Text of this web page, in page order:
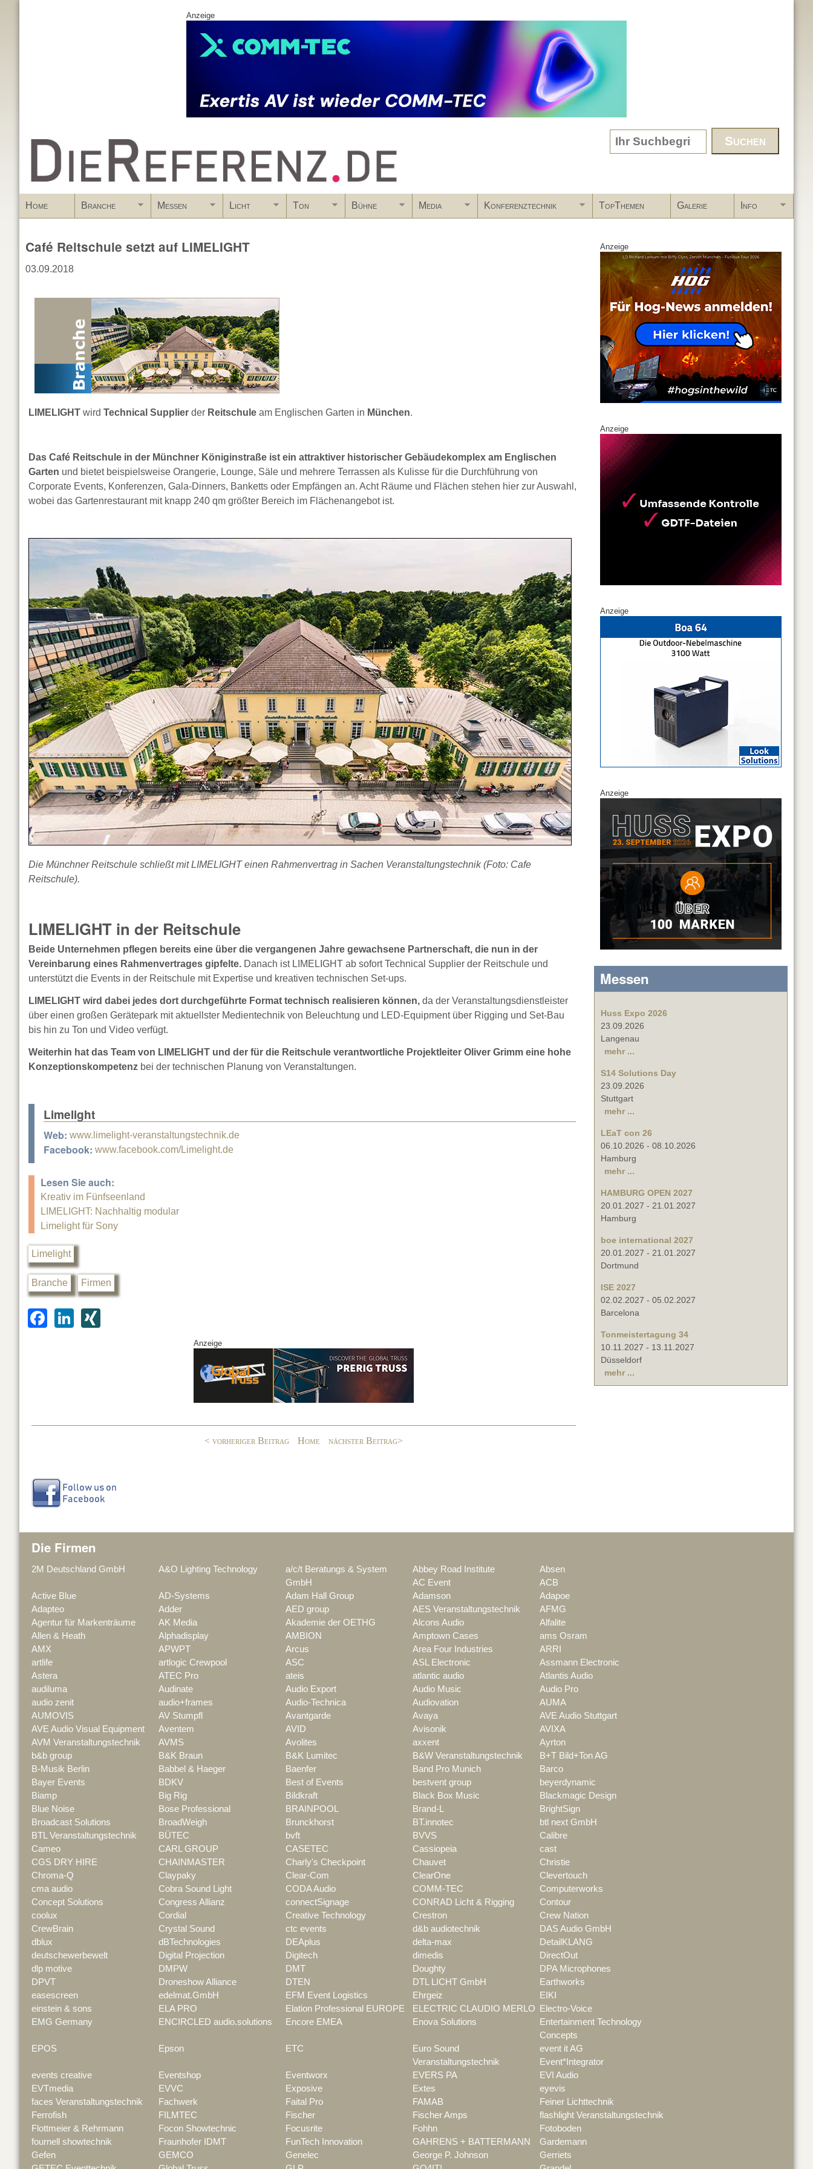
Anzeige
www.DieReferenz.de Search form
Home Branche Messen Licht Ton Bühne Media Konferenztechnik TopThemen Galerie Info
Café Reitschule setzt auf LIMELIGHT
03.09.2018
LIMELIGHT wird Technical Supplier der Reitschule am Englischen Garten in München.
Das Café Reitschule in der Münchner Königinstraße ist ein attraktiver historischer Gebäudekomplex am Englischen
Garten und bietet beispielsweise Orangerie, Lounge, Säle und mehrere Terrassen als Kulisse für die Durchführung von
Corporate Events, Konferenzen, Gala-Dinners, Banketts oder Empfängen an. Acht Räume und Flächen stehen hier zur Auswahl,
wobei das Gartenrestaurant mit knapp 240 qm größter Bereich im Flächenangebot ist.
Die Münchner Reitschule schließt mit LIMELIGHT einen Rahmenvertrag in Sachen Veranstaltungstechnik (Foto: Cafe
Reitschule).
LIMELIGHT in der Reitschule
Beide Unternehmen pflegen bereits eine über die vergangenen Jahre gewachsene Partnerschaft, die nun in der
Vereinbarung eines Rahmenvertrages gipfelte. Danach ist LIMELIGHT ab sofort Technical Supplier der Reitschule und
unterstützt die Events in der Reitschule mit Expertise und kreativen technischen Set-ups.
LIMELIGHT wird dabei jedes dort durchgeführte Format technisch realisieren können, da der Veranstaltungsdienstleister
über einen großen Gerätepark mit aktuellster Medientechnik von Beleuchtung und LED-Equipment über Rigging und Set-Bau
bis hin zu Ton und Video verfügt.
Weiterhin hat das Team von LIMELIGHT und der für die Reitschule verantwortliche Projektleiter Oliver Grimm eine hohe
Konzeptionskompetenz bei der technischen Planung von Veranstaltungen.
Limelight
Web: www.limelight-veranstaltungstechnik.de
Facebook: www.facebook.com/Limelight.de
Lesen Sie auch:
Kreativ im Fünfseenland
LIMELIGHT: Nachhaltig modular
Limelight für Sony
Limelight
Branche Firmen
F
o
Li
Anzeige
< vorheriger Beitrag Home nächster Beitrag>
Anzeige
Anzeige
Anzeige
Anzeige
Messen
Huss Expo 2026
23.09.2026
Langenau
mehr ...
S14 Solutions Day
23.09.2026
Stuttgart
mehr ...
LEaT con 26
06.10.2026 - 08.10.2026
Hamburg
mehr ...
HAMBURG OPEN 2027
20.01.2027 - 21.01.2027
Hamburg
boe international 2027
20.01.2027 - 21.01.2027
Dortmund
ISE 2027
02.02.2027 - 05.02.2027
Barcelona
Tonmeistertagung 34
10.11.2027 - 13.11.2027
Düsseldorf
mehr ...
Die Firmen
2M Deutschland GmbH A&O Lighting Technology
a/c/t Beratungs & System
GmbH
Abbey Road Institute
Absen
AC Event
ACB
Active Blue
AD-Systems Adam Hall Group Adamson
Adapoe
Adapteo
Adder AED group AES Veranstaltungstechnik
AFMG
Agentur für Markenträume
AK Media Akademie der OETHG Alcons Audio
Alfalite
Allen & Heath
Alphadisplay AMBION Amptown Cases
ams Osram
AMX
APWPT Arcus Area Four Industries
ARRI
artlife
artlogic Crewpool ASC ASL Electronic
Assmann Electronic
Astera
ATEC Pro ateis atlantic audio
Atlantis Audio
audiluma
Audinate Audio Export Audio Music
Audio Pro
audio zenit
audio+frames Audio-Technica Audiovation
AUMA
AUMOVIS
AV Stumpfl Avantgarde Avaya
AVE Audio Stuttgart
AVE Audio Visual Equipment
Aventem AVID Avisonik
AVIXA
AVM Veranstaltungstechnik
AVMS Avolites axxent
Ayrton
b&b group
B&K Braun B&K Lumitec B&W Veranstaltungstechnik
B+T Bild+Ton AG
B-Musik Berlin
Babbel & Haeger Baenfer Band Pro Munich
Barco
Bayer Events
BDKV Best of Events bestvent group
beyerdynamic
Biamp
Big Rig Bildkraft Black Box Music
Blackmagic Design
Blue Noise
Bose Professional BRAINPOOL Brand-L
BrightSign
Broadcast Solutions
BroadWeigh Brunckhorst BT.innotec
btl next GmbH
BTL Veranstaltungstechnik
BÜTEC bvft BVVS
Calibre
Cameo
CARL GROUP CASETEC Cassiopeia
cast
CGS DRY HIRE
CHAINMASTER Charly's Checkpoint Chauvet
Christie
Chroma-Q
Claypaky Clear-Com ClearOne
Clevertouch
cma audio
Cobra Sound Light CODA Audio COMM-TEC
Computerworks
Concept Solutions
Congress Allianz connectSignage CONRAD Licht & Rigging
Contour
coolux
Cordial Creative Technology Crestron
Crew Nation
CrewBrain
Crystal Sound ctc events d&b audiotechnik
DAS Audio GmbH
dblux
dBTechnologies DEAplus delta-max
DetailKLANG
deutschewerbewelt
Digital Projection Digitech dimedis
DirectOut
dlp motive
DMPW DMT Doughty
DPA Microphones
DPVT
Droneshow Alliance DTEN DTL LICHT GmbH
Earthworks
easescreen
edelmat.GmbH EFM Event Logistics Ehrgeiz
EIKI
einstein & sons
ELA PRO Elation Professional EUROPE ELECTRIC CLAUDIO MERLO
Electro-Voice
EMG Germany
ENCIRCLED audio.solutions Encore EMEA Enova Solutions
Entertainment Technology
Concepts
EPOS
Epson ETC
Euro Sound
Veranstaltungstechnik
event it AG
Event*Integrator
events creative
Eventshop Eventworx EVERS PA
EVI Audio
EVTmedia
EVVC Exposive Extes
eyevis
faces Veranstaltungstechnik
Fachwerk Faital Pro FAMAB
Feiner Lichttechnik
Ferrofish
FILMTEC Fischer Fischer Amps
flashlight Veranstaltungstechnik
Flottmeier & Rehrmann
Focon Showtechnic Focusrite Fohhn
Fotoboden
fournell showtechnik
Fraunhofer IDMT FunTech Innovation GAHRENS + BATTERMANN
Gardemann
Gefen
GEMCO Genelec George P. Johnson
Gerriets